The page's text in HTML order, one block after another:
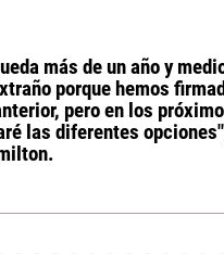
más de un año y
porque hemos
pero en los
las diferentes